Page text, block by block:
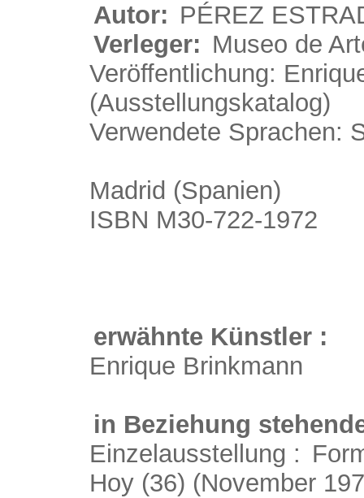
Autor: PÉREZ
Verleger: Museo de
Veröffentlichung:
(Ausstellungskatalog)
Verwendete Sprachen:
Madrid (Spanien)
ISBN M30-722-1972
erwähnte Künstler :
Enrique Brinkmann
in Beziehung
Einzelausstellung :
Hoy (36) (November